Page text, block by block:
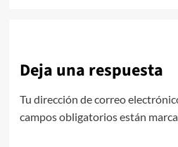
Deja una respuesta
Tu dirección de correo
campos obligatorios están